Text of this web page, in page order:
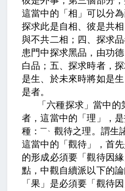
這當中的「相」可以分為
探求此是自相、彼是共
與不共二相； 四、 探求
患門中探求黑品，由功
白品； 五、探求時者，
是生、於未來時將如是
是者。
「六種探求」當中的
者，這當中的「理」，
種：一、 觀待之理。謂生
這當中的「觀待」，首先
的形成必須要「觀待因
點，中觀自續派以下的
「果」是必須要「觀待